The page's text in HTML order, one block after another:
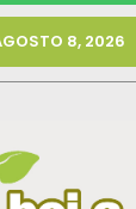
8, 2026